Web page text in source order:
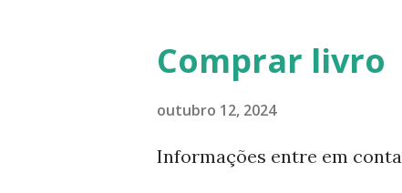
https://pay.hotmart.com/
https://pay.hotmart.com/
https://pay.hotmart.com/
Comprar livro
outubro 12, 2024
Informações entre em